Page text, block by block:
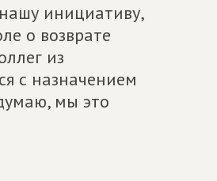
инициативу,
о возврате
из
с назначением
мы это